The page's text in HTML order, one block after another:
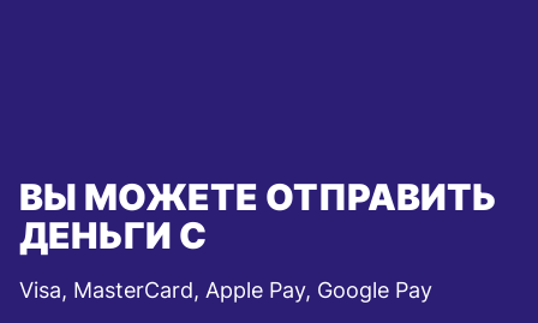
ВЫ МОЖЕТЕ ОТПРАВИТЬ
ДЕНЬГИ С
Visa, MasterCard, Apple Pay, Google Pay